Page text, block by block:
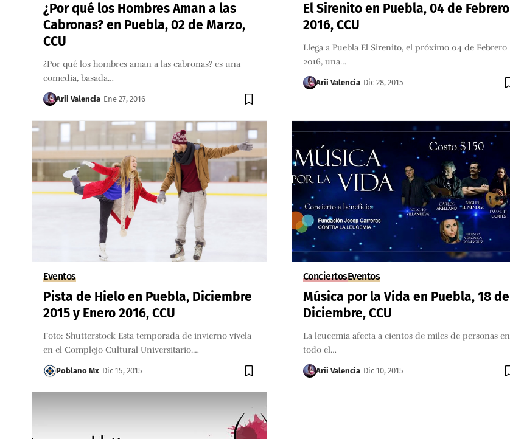
¿Por qué los Hombres Aman a las
Cabronas? en Puebla, 02 de Marzo,
CCU
¿Por qué los hombres aman a las cabronas? es una
comedia, basada…
Arii Valencia Ene 27, 2016
El Sirenito en Puebla, 04 de Febrero
2016, CCU
Llega a Puebla El Sirenito, el próximo 04 de Febrero
2016, una…
Arii Valencia Dic 28, 2015
Eventos
Pista de Hielo en Puebla, Diciembre
2015 y Enero 2016, CCU
Foto: Shutterstock Esta temporada de invierno vívela
en el Complejo Cultural Universitario.…
Poblano Mx Dic 15, 2015
ConciertosEventos
Música por la Vida en Puebla, 18 de
Diciembre, CCU
La leucemia afecta a cientos de miles de personas en
todo el…
Arii Valencia Dic 10, 2015